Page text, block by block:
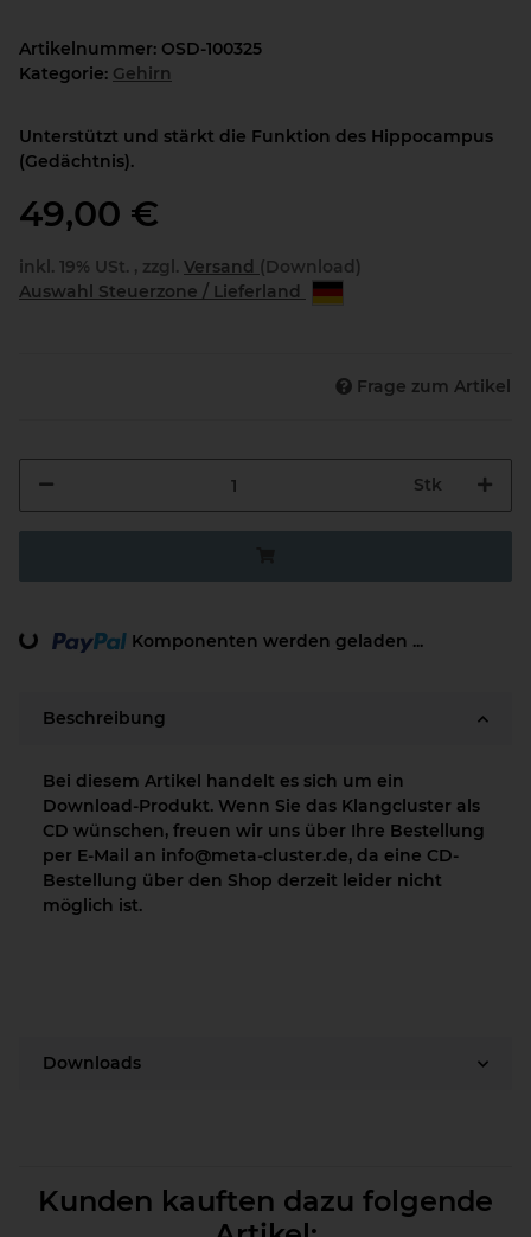
Artikelnummer: OSD-100325
Kategorie: Gehirn
Unterstützt und stärkt die Funktion des Hippocampus
(Gedächtnis).
49,00 €
inkl. 19% USt. , zzgl. Versand (Download)
Auswahl Steuerzone / Lieferland
Frage zum Artikel
Stk
Loading... Komponenten werden geladen ...
Beschreibung
Bei diesem Artikel handelt es sich um ein
Download-Produkt. Wenn Sie das Klangcluster als
CD wünschen, freuen wir uns über Ihre Bestellung
per E-Mail an info@meta-cluster.de, da eine CD-
Bestellung über den Shop derzeit leider nicht
möglich ist.
Downloads
Kunden kauften dazu folgende